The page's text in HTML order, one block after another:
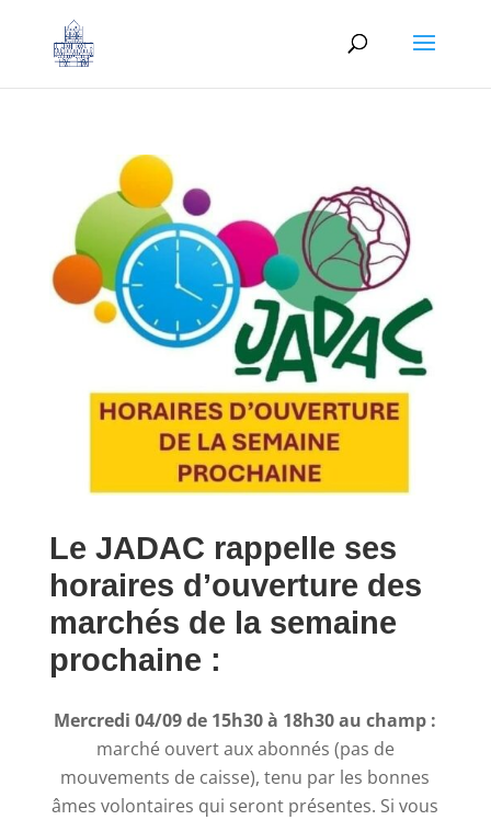
Le JADAC rappelle ses
horaires d’ouverture des
marchés de la semaine
prochaine :
Mercredi 04/09 de 15h30 à 18h30 au champ :
marché ouvert aux abonnés (pas de
mouvements de caisse), tenu par les bonnes
âmes volontaires qui seront présentes. Si vous